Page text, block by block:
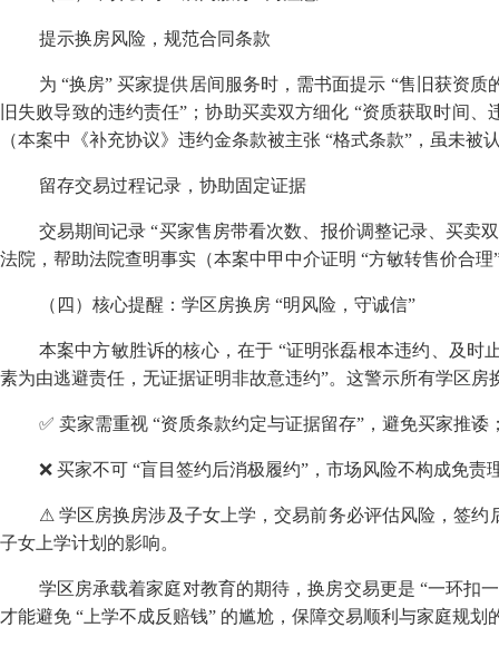
提示换房风险，规范合同条款
为 “换房”买家提供居间服务时，需书面提示 “售旧获资质
旧失败导致的违约责任” ；协助买卖双方细化 “资质获取时间、
（本案中《补充协议》违约金条款被主张 “格式条款” ，虽未被
留存交易过程记录，协助固定证据
交易期间记录 “买家售房带看次数、报价调整记录、买卖
法院，帮助法院查明事实（本案中甲中介证明 “方敏转售价合理
（四）核心提醒：学区房换房 “明风险，守诚信”
本案中方敏胜诉的核心，在于 “证明张磊根本违约、及时
素为由逃避责任，无证据证明非故意违约”。这警示所有学区房
✅ 卖家需重视“资质条款约定与证据留存”，避免买家推诿
❌ 买家不可“盲目签约后消极履约”，市场风险不构成免责
⚠ 学区房换房涉及子女上学，交易前务必评估风险，签
子女上学计划的影响。
学区房承载着家庭对教育的期待，换房交易更是“一环扣
才能避免 “ 上学不成反赔钱” 的尴尬，保障交易顺利与家庭规划